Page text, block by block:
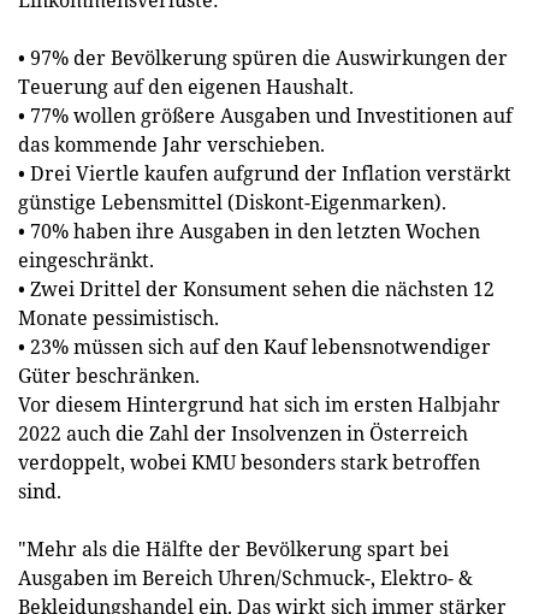
• 97% der Bevölkerung spüren die Auswirkungen der
Teuerung auf den eigenen Haushalt.
• 77% wollen größere Ausgaben und Investitionen auf
das kommende Jahr verschieben.
• Drei Viertle kaufen aufgrund der Inflation verstärkt
günstige Lebensmittel (Diskont-Eigenmarken).
• 70% haben ihre Ausgaben in den letzten Wochen
eingeschränkt.
• Zwei Drittel der Konsument sehen die nächsten 12
Monate pessimistisch.
• 23% müssen sich auf den Kauf lebensnotwendiger
Güter beschränken.
Vor diesem Hintergrund hat sich im ersten Halbjahr
2022 auch die Zahl der Insolvenzen in Österreich
verdoppelt, wobei KMU besonders stark betroffen
sind.
"Mehr als die Hälfte der Bevölkerung spart bei
Ausgaben im Bereich Uhren/Schmuck-, Elektro- &
Bekleidungshandel ein. Das wirkt sich immer stärker